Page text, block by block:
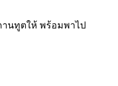
านทูตให้ พร้อมพาไป